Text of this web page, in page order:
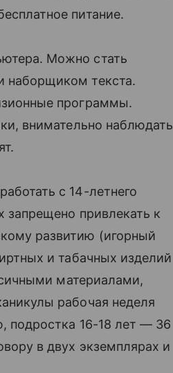
питание.
Можно стать
наборщиком текста.
программы.
внимательно наблюдать
с 14-летнего
запрещено привлекать к
развитию (игорный
и табачных изделий
материалами,
рабочая неделя
подростка 16-18 лет — 36
в двух экземплярах и